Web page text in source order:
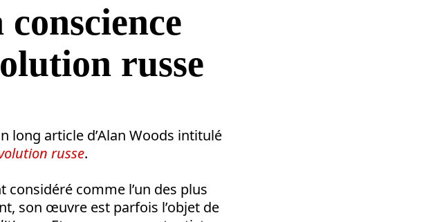
russe
long article d’Alan Woods intitulé
russe.
considéré comme l’un des plus
son œuvre est parfois l’objet de